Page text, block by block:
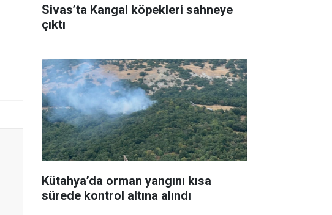
Sivas’ta Kangal köpekleri sahneye
çıktı
Kütahya’da orman yangını kısa
sürede kontrol altına alındı